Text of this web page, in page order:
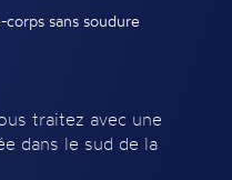
sans soudure
traitez avec une
dans le sud de la